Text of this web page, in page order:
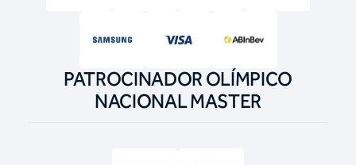
PATROCINADOR OLÍMPICO
NACIONAL MASTER